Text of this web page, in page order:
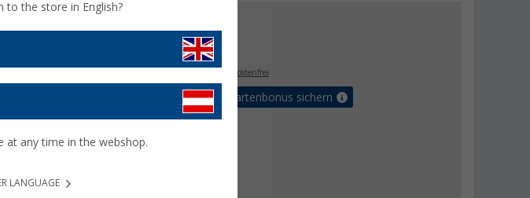
€
versandkostenfrei
Bis zu 5% Vorteilskartenbonus sichern
to the store in English?
at any time in the webshop.
LANGUAGE